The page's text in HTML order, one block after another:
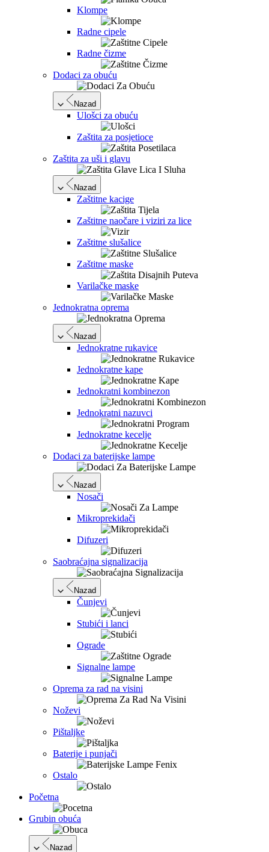
Klompe
Radne cipele
Radne čizme
Dodaci za obuću
Nazad
Ulošci za obuću
Zaštita za posjetioce
Zaštita za uši i glavu
Nazad
Zaštitne kacige
Zaštitne naočare i viziri za lice
Zaštitne slušalice
Zaštitne maske
Varilačke maske
Jednokratna oprema
Nazad
Jednokratne rukavice
Jednokratne kape
Jednokratni kombinezon
Jednokratni nazuvci
Jednokratne kecelje
Dodaci za baterijske lampe
Nazad
Nosači
Mikroprekidači
Difuzeri
Saobraćajna signalizacija
Nazad
Čunjevi
Stubići i lanci
Ograde
Signalne lampe
Oprema za rad na visini
Noževi
Pištaljke
Baterije i punjači
Ostalo
Početna
Grubin obuća
Nazad